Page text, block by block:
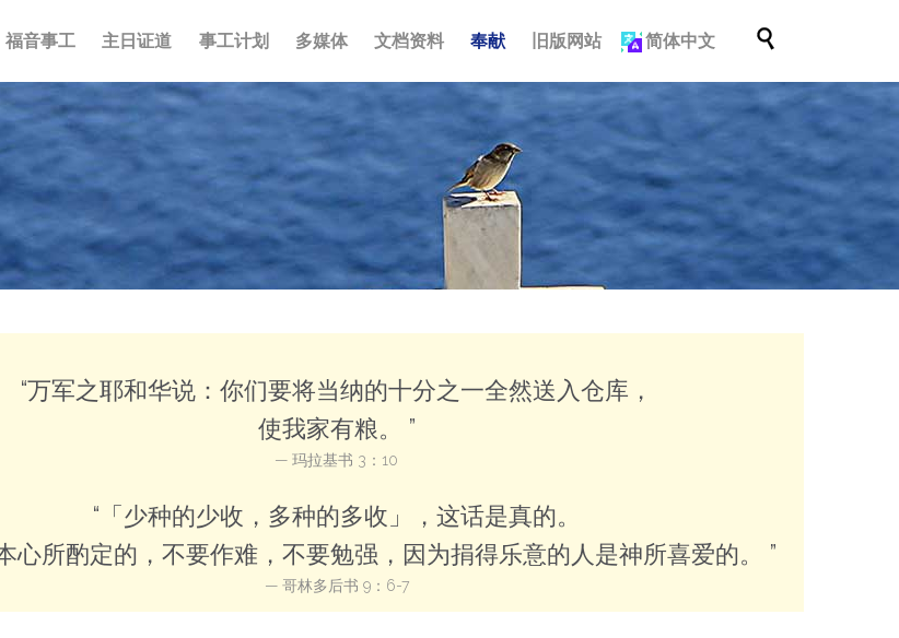
内
容
福音事工 主日证道 事工计划 多媒体 文档资料 奉献 旧版网站 简体中文 
“万军之耶和华说：你们要将当纳的十分之一全然送入仓库，
使我家有粮。 ”
— 玛拉基书 3：10
“「少种的少收，多种的多收」，这话是真的。
心所酌定的，不要作难，不要勉强，因为捐得乐意的人是神所喜爱的。 ”
— 哥林多后书 9：6-7